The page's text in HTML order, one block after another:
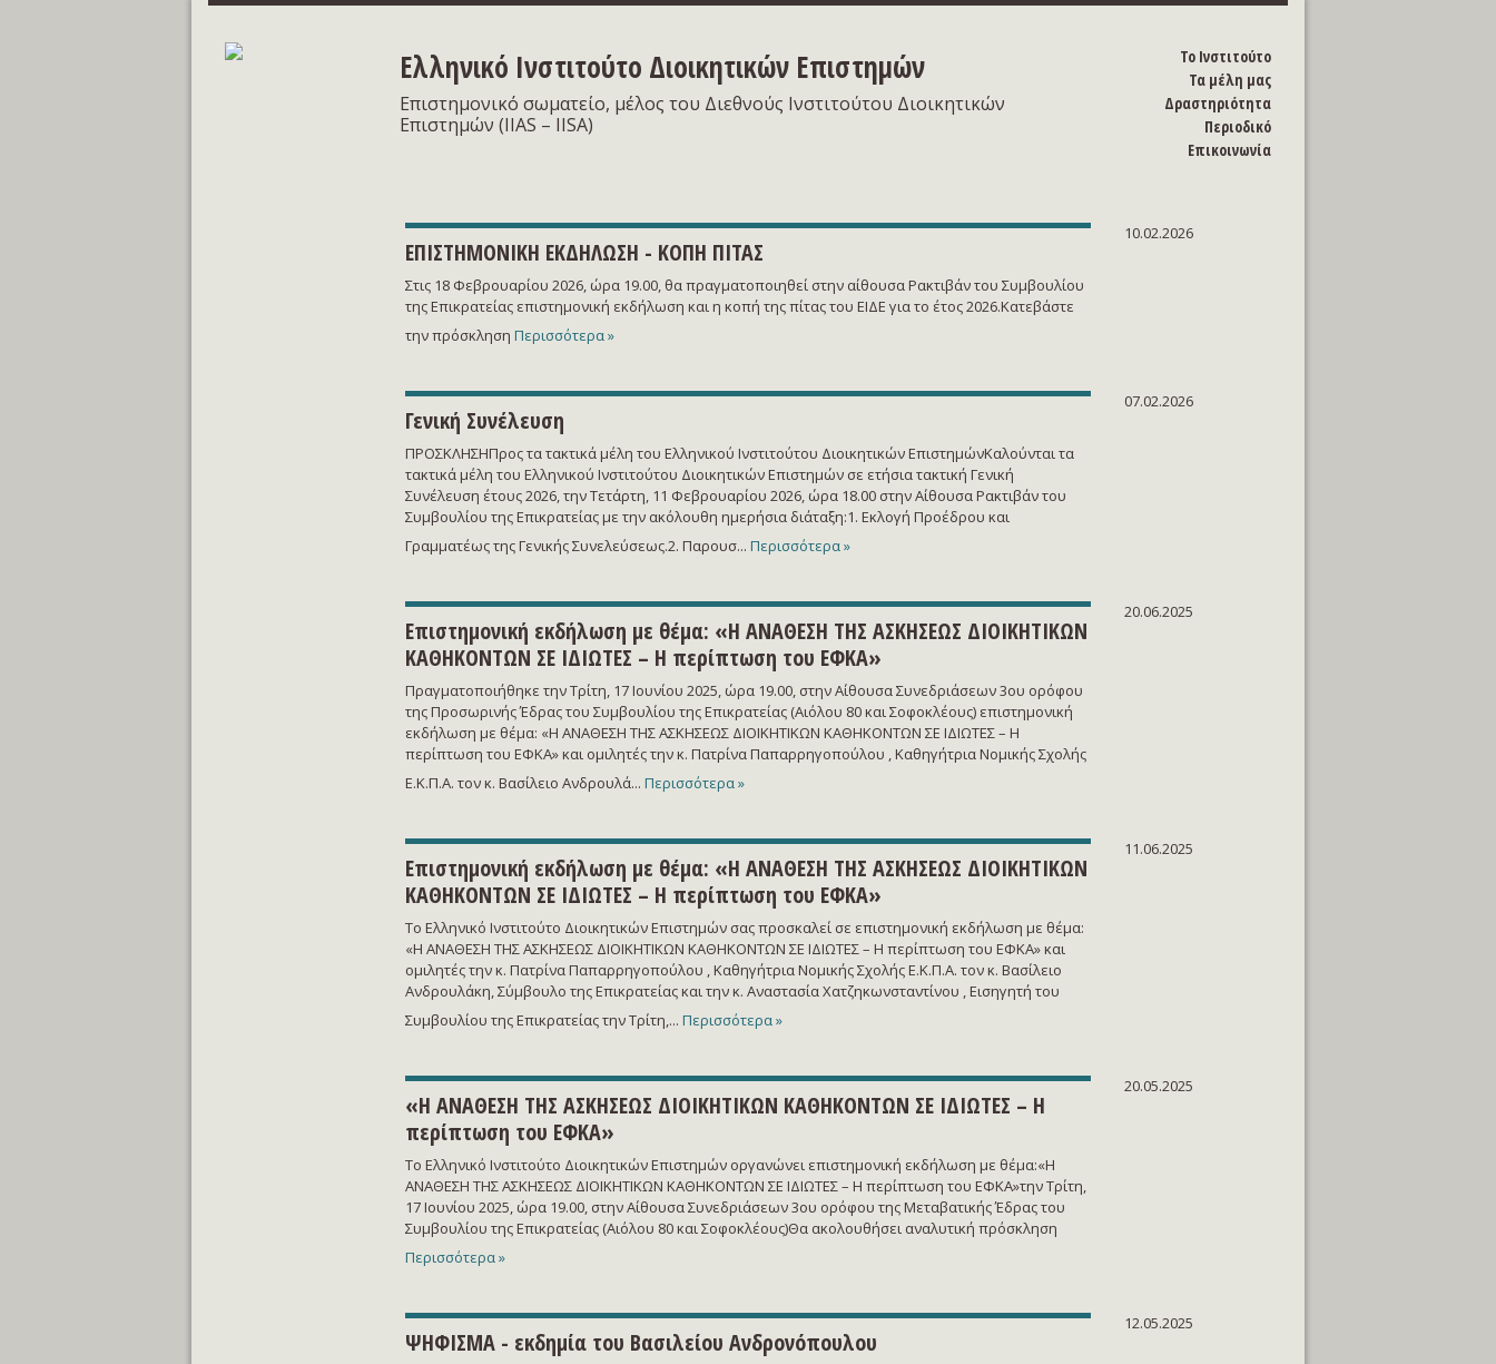
Ελληνικό Ινστιτούτο Διοικητικών Επιστημών
Eπιστημονικό σωματείο, μέλος του Διεθνούς Ινστιτούτου Διοικητικών
Επιστημών (IIAS – IISA)
Το Ινστιτούτο
Τα μέλη μας
Δραστηριότητα
Περιοδικό
Επικοινωνία
ΕΠΙΣΤΗΜΟΝΙΚΗ ΕΚΔΗΛΩΣΗ - ΚΟΠΗ ΠΙΤΑΣ
Στις 18 Φεβρουαρίου 2026, ώρα 19.00, θα πραγματοποιηθεί στην αίθουσα Ρακτιβάν του Συμβουλίου
της Επικρατείας επιστημονική εκδήλωση και η κοπή της πίτας του ΕΙΔΕ για το έτος 2026.Κατεβάστε
την πρόσκληση Περισσότερα »
10.02.2026
Γενική Συνέλευση
ΠΡΟΣΚΛΗΣΗΠρος τα τακτικά μέλη του Ελληνικού Ινστιτούτου Διοικητικών ΕπιστημώνΚαλούνται τα
τακτικά μέλη του Ελληνικού Ινστιτούτου Διοικητικών Επιστημών σε ετήσια τακτική Γενική
Συνέλευση έτους 2026, την Τετάρτη, 11 Φεβρουαρίου 2026, ώρα 18.00 στην Αίθουσα Ρακτιβάν του
Συμβουλίου της Επικρατείας με την ακόλουθη ημερήσια διάταξη:1. Εκλογή Προέδρου και
Γραμματέως της Γενικής Συνελεύσεως.2. Παρουσ... Περισσότερα »
07.02.2026
Επιστημονική εκδήλωση με θέμα: «Η ΑΝΑΘΕΣΗ ΤΗΣ ΑΣΚΗΣΕΩΣ ΔΙΟΙΚΗΤΙΚΩΝ
ΚΑΘΗΚΟΝΤΩΝ ΣΕ ΙΔΙΩΤΕΣ – Η περίπτωση του ΕΦΚΑ»
Πραγματοποιήθηκε την Τρίτη, 17 Ιουνίου 2025, ώρα 19.00, στην Αίθουσα Συνεδριάσεων 3ου ορόφου
της Προσωρινής Έδρας του Συμβουλίου της Επικρατείας (Αιόλου 80 και Σοφοκλέους) επιστημονική
εκδήλωση με θέμα: «Η ΑΝΑΘΕΣΗ ΤΗΣ ΑΣΚΗΣΕΩΣ ΔΙΟΙΚΗΤΙΚΩΝ ΚΑΘΗΚΟΝΤΩΝ ΣΕ ΙΔΙΩΤΕΣ – Η
περίπτωση του ΕΦΚΑ» και ομιλητές την κ. Πατρίνα Παπαρρηγοπούλου , Καθηγήτρια Νομικής Σχολής
Ε.Κ.Π.Α. τον κ. Βασίλειο Ανδρουλά... Περισσότερα »
20.06.2025
Επιστημονική εκδήλωση με θέμα: «Η ΑΝΑΘΕΣΗ ΤΗΣ ΑΣΚΗΣΕΩΣ ΔΙΟΙΚΗΤΙΚΩΝ
ΚΑΘΗΚΟΝΤΩΝ ΣΕ ΙΔΙΩΤΕΣ – Η περίπτωση του ΕΦΚΑ»
Το Ελληνικό Ινστιτούτο Διοικητικών Επιστημών σας προσκαλεί σε επιστημονική εκδήλωση με θέμα:
«Η ΑΝΑΘΕΣΗ ΤΗΣ ΑΣΚΗΣΕΩΣ ΔΙΟΙΚΗΤΙΚΩΝ ΚΑΘΗΚΟΝΤΩΝ ΣΕ ΙΔΙΩΤΕΣ – Η περίπτωση του ΕΦΚΑ» και
ομιλητές την κ. Πατρίνα Παπαρρηγοπούλου , Καθηγήτρια Νομικής Σχολής Ε.Κ.Π.Α. τον κ. Βασίλειο
Ανδρουλάκη, Σύμβουλο της Επικρατείας και την κ. Αναστασία Χατζηκωνσταντίνου , Εισηγητή του
Συμβουλίου της Επικρατείας την Τρίτη,... Περισσότερα »
11.06.2025
«Η ΑΝΑΘΕΣΗ ΤΗΣ ΑΣΚΗΣΕΩΣ ΔΙΟΙΚΗΤΙΚΩΝ ΚΑΘΗΚΟΝΤΩΝ ΣΕ ΙΔΙΩΤΕΣ – Η
περίπτωση του ΕΦΚΑ»
Το Ελληνικό Ινστιτούτο Διοικητικών Επιστημών οργανώνει επιστημονική εκδήλωση με θέμα:«Η
ΑΝΑΘΕΣΗ ΤΗΣ ΑΣΚΗΣΕΩΣ ΔΙΟΙΚΗΤΙΚΩΝ ΚΑΘΗΚΟΝΤΩΝ ΣΕ ΙΔΙΩΤΕΣ – Η περίπτωση του ΕΦΚΑ»την Τρίτη,
17 Ιουνίου 2025, ώρα 19.00, στην Αίθουσα Συνεδριάσεων 3ου ορόφου της Μεταβατικής Έδρας του
Συμβουλίου της Επικρατείας (Αιόλου 80 και Σοφοκλέους)Θα ακολουθήσει αναλυτική πρόσκληση
Περισσότερα »
20.05.2025
ΨΗΦΙΣΜΑ - εκδημία του Βασιλείου Ανδρονόπουλου
12.05.2025